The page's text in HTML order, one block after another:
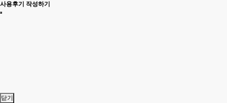
사용후기 작성하기
닫기